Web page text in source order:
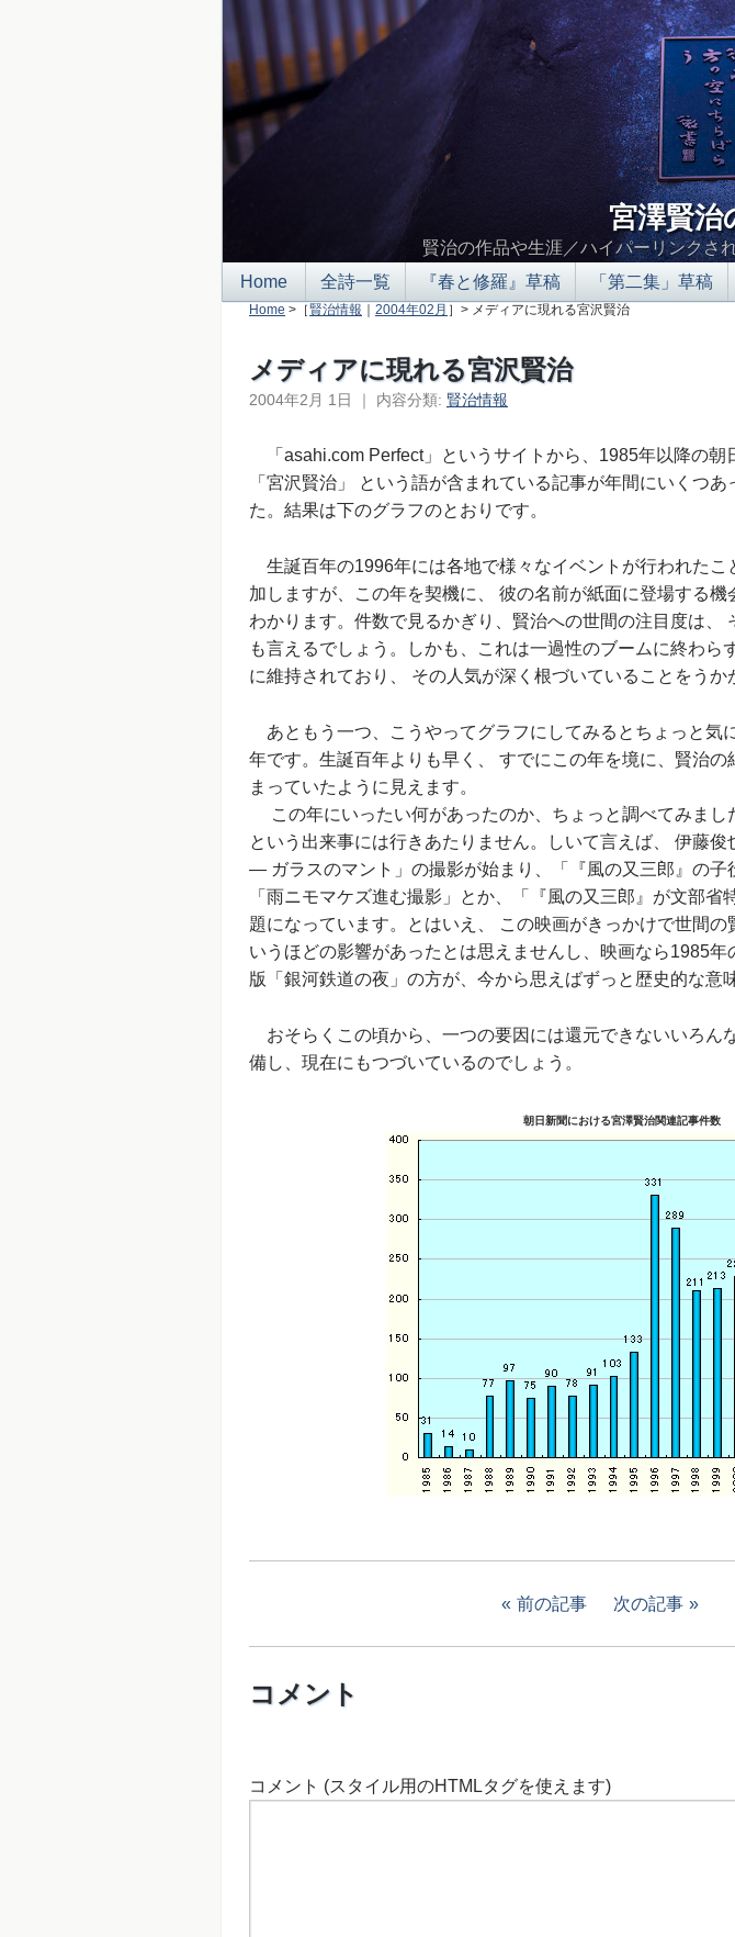
宮澤賢治
賢治の作品や生涯／ハイパーリンクさ
Home
全詩一覧 『春と修羅』草稿 「第二集」草稿
Home >［賢治情報 ｜ 2004年02月 ］> メディアに現れる宮沢賢治
メディアに現れる宮沢賢治
2004年2月 1日 ｜ 内容分類: 賢治情報
「asahi.com Perfect」というサイトから、1985年以降の朝
「宮沢賢治」 という語が含まれている記事が年間にいくつ
た。結果は下のグラフのとおりです。
生誕百年の1996年には各地で様々なイベントが行われたこ
加しますが、この年を契機に、 彼の名前が紙面に登場する
わかります。件数で見るかぎり、賢治への世間の注目度は、
も言えるでしょう。しかも、これは一過性のブームに終わら
に維持されており、 その人気が深く根づいていることをうか
あともう一つ、こうやってグラフにしてみるとちょっと気
年です。生誕百年よりも早く、 すでにこの年を境に、賢治の
まっていたように見えます。
この年にいったい何があったのか、ちょっと調べてみまし
という出来事には行きあたりません。しいて言えば、 伊藤
― ガラスのマント」の撮影が始まり、「『風の又三郎』の子
「雨ニモマケズ進む撮影」とか、「『風の又三郎』が文部省
題になっています。とはいえ、 この映画がきっかけで世間の
いうほどの影響があったとは思えませんし、映画なら1985年
版「銀河鉄道の夜」の方が、今から思えばずっと歴史的な意
おそらくこの頃から、一つの要因には還元できないいろん
備し、現在にもつづいているのでしょう。
朝日新聞における宮澤賢治関連記事件数
前の記事 次の記事
コメント
コメント (スタイル用のHTMLタグを使えます)